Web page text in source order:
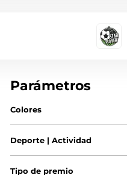
Parámetros
Colores
Deporte | Actividad
Tipo de premio